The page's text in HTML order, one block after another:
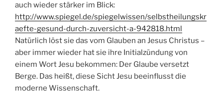
auch wieder stärker im Blick:
http://www.spiegel.de/spiegelwissen/selbstheilungskr
aefte-gesund-durch-zuversicht-a-942818.html
Natürlich löst sie das vom Glauben an Jesus Christus –
aber immer wieder hat sie ihre Initialzündung von
einem Wort Jesu bekommen: Der Glaube versetzt
Berge. Das heißt, diese Sicht Jesu beeinflusst die
moderne Wissenschaft.